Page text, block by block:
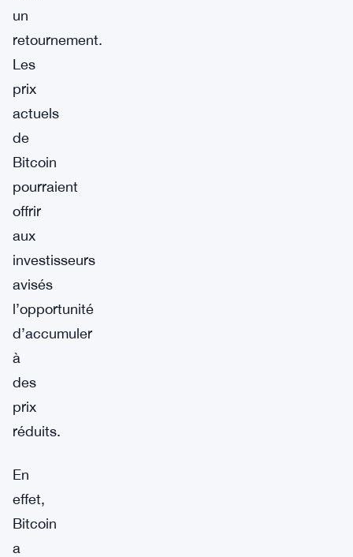
un
retournement.
Les
prix
actuels
de
Bitcoin
pourraient
offrir
aux
investisseurs
avisés
l’opportunité
d’accumuler
à
des
prix
réduits.
En
effet,
Bitcoin
a